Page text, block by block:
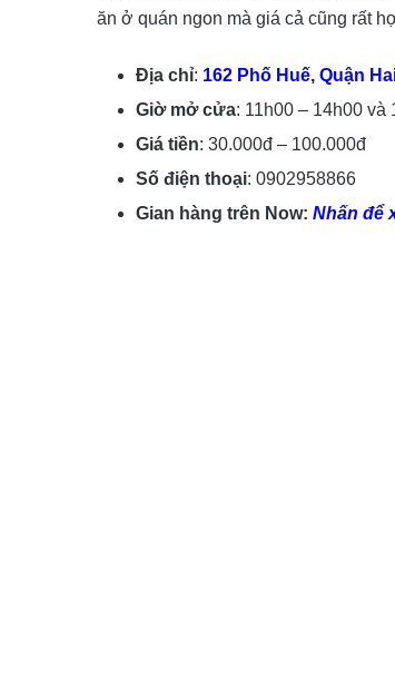
ăn ở quán ngon mà giá cả cũng rất
Địa chỉ: 162 Phố Huế, Quận
Giờ mở cửa: 11h00 – 14h00 và
Giá tiền: 30.000đ – 100.000đ
Số điện thoại: 0902958866
Gian hàng trên Now: Nhấn để